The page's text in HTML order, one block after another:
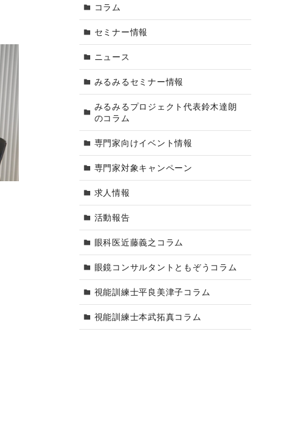
コラム
セミナー情報
ニュース
みるみるセミナー情報
みるみるプロジェクト代表鈴木達朗
のコラム
専門家向けイベント情報
専門家対象キャンペーン
求人情報
活動報告
眼科医近藤義之コラム
眼鏡コンサルタントともぞうコラム
視能訓練士平良美津子コラム
視能訓練士本武拓真コラム